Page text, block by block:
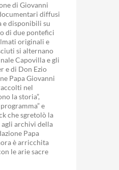
di Giovanni
diffusi
e disponibili su
di due pontefici
originali e
si alternano
Capovilla e gli
e di Don Ezio
Papa Giovanni
nel
la storia”,
e
che sgretolò la
archivi della
Papa
è arricchita
le arie sacre